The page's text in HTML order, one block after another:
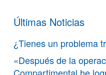
Últimas Noticias
¿Tienes un problema
«Después de la
Compartimental he